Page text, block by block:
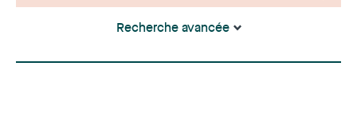
Recherche avancée